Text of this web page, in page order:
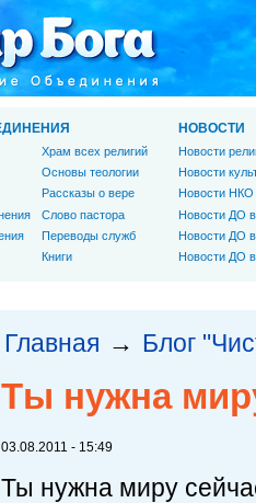
Главная → Блог
Ты нужна
03.08.2011 - 15:49
Ты нужна миру
Храм всех религий
Основы теологии
Рассказы о вере
Слово пастора
Переводы служб
Книги
НОВОСТИ
Новости
Новости
Новости НКО
Новости ДО
Новости ДО
Новости ДО